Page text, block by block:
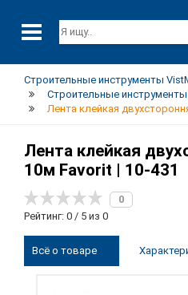
Строительные инструменты
Строительные
Лента клейкая
Лента клейкая
10м Favorit | 10-431
0
Рейтинг: 0 / 5 из 0
Всё о товаре